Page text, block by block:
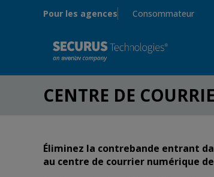
Pour les agences Consommateur
CENTRE DE
Éliminez la contrebande entrant
au centre de courrier numérique de